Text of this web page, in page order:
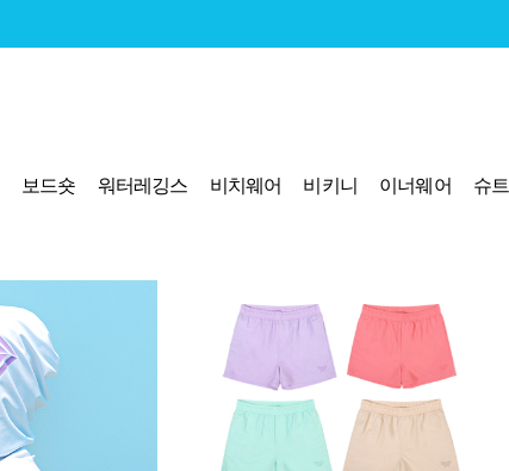
보드숏 워터레깅스 비치웨어 비키니 이너웨어 슈트